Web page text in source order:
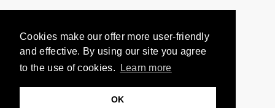
Cookies make our offer more user-friendly
and effective. By using our site you agree
to the use of cookies.
Learn more
OK